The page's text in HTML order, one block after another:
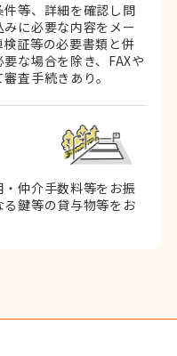
等、詳細を確認し問
に必要な内容をメー
証等の必要書類と併
要な場合を除き、FAXや
査手続きあり。
仲介手数料等をお振
鍵等の貸与物等をお